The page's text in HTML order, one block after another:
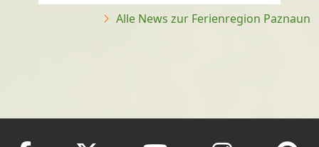
Alle News zur Ferienregion Paznaun